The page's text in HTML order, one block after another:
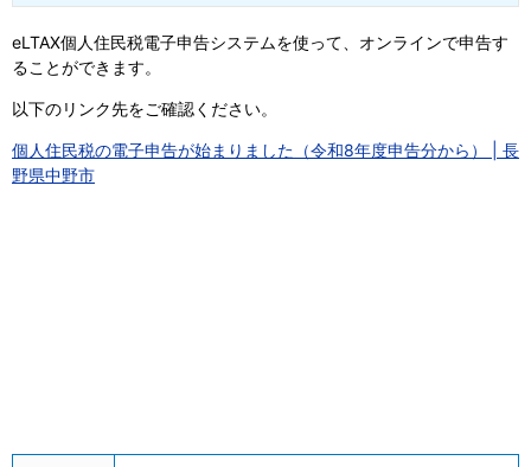
eLTAX個人住民税電子申告システムを使って、オンラインで申告す
ることができます。
以下のリンク先をご確認ください。
個人住民税の電子申告が始まりました（令和8年度申告分から） | 長
野県中野市